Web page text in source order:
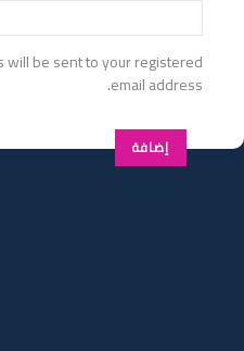
be sent to your registered
email address.